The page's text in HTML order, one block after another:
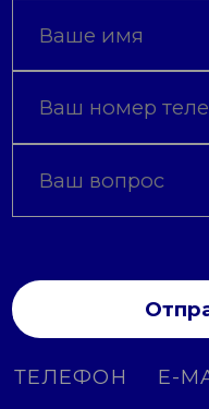
ТЕЛЕФОН E-